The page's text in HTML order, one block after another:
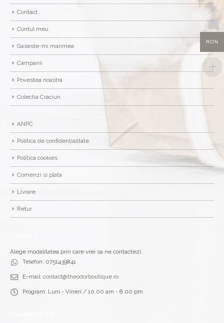
Contact
Contul meu
Gaseste-mi marimea
Campanii
Povestea noastra
Colectia Craciun
ANPC
Politica de confidențialitate
Politica cookies
Comenzi si plata
Livrare
Retur
Alege modalitatea prin care vrei sa ne contactezi.
Telefon: 0751439841
E-mail: contact@theodorboutique.ro
Program: Luni - Vineri / 10.00 am - 8.00 pm
RON